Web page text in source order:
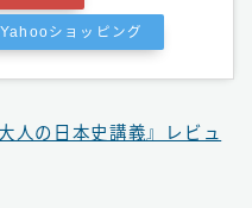
Yahooショッピング
人の日本史講義』レビュ